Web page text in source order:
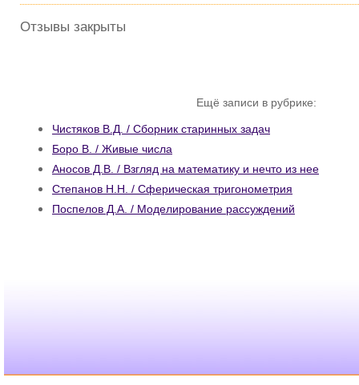
Отзывы закрыты
Ещё записи в рубрике:
Чистяков В.Д. / Сборник старинных задач
Боро В. / Живые числа
Аносов Д.В. / Взгляд на математику и нечто из нее
Степанов Н.Н. / Сферическая тригонометрия
Поспелов Д.А. / Моделирование рассуждений